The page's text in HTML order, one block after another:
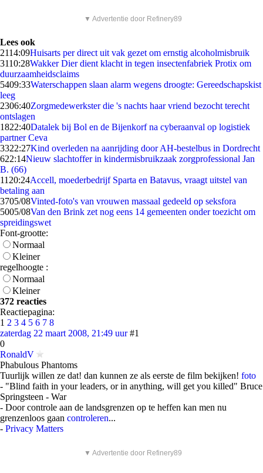
▼ Advertentie door Refinery89
Lees ook
2114:09Huisarts per direct uit vak gezet om ernstig alcoholmisbruik
3110:28Wakker Dier dient klacht in tegen insectenfabriek Protix om
duurzaamheidsclaims
5409:33Waterschappen slaan alarm wegens droogte: Gereedschapskist
leeg
2306:40Zorgmedewerkster die 's nachts haar vriend bezocht terecht
ontslagen
1822:40Datalek bij Bol en de Bijenkorf na cyberaanval op logistiek
partner Ceva
3322:27Kind overleden na aanrijding door AH-bestelbus in Dordrecht
622:14Nieuw slachtoffer in kindermisbruikzaak zorgprofessional Jan
B. (66)
11 20:24Accell, moederbedrijf Sparta en Batavus, vraagt uitstel van
betaling aan
3705/08Vinted-foto's van vrouwen massaal gedeeld op seksfora
5005/08Van den Brink zet nog eens 14 gemeenten onder toezicht om
spreidingswet
Font-grootte:
Normaal
Kleiner
regelhoogte :
Normaal
Kleiner
372 reacties
Reactiepagina:
1 2 3 4 5 6 7 8
zaterdag 22 maart 2008, 21:49 uur #1
0
RonaldV
Phabulous Phantoms
Tuurlijk willen ze dat! dan kunnen ze als eerste de film bekijken! foto
- "Blind faith in your leaders, or in anything, will get you killed" Bruce
Springsteen - War
- Door controle aan de landsgrenzen op te heffen kan men nu
grenzenloos gaan controleren...
- Privacy Matters
▼ Advertentie door Refinery89